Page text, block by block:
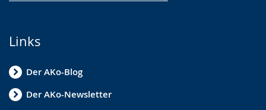
Links
Der AKo-Blog
Der AKo-Newsletter